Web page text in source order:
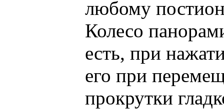
любому
Колесо
есть, при
его при
прокрутки